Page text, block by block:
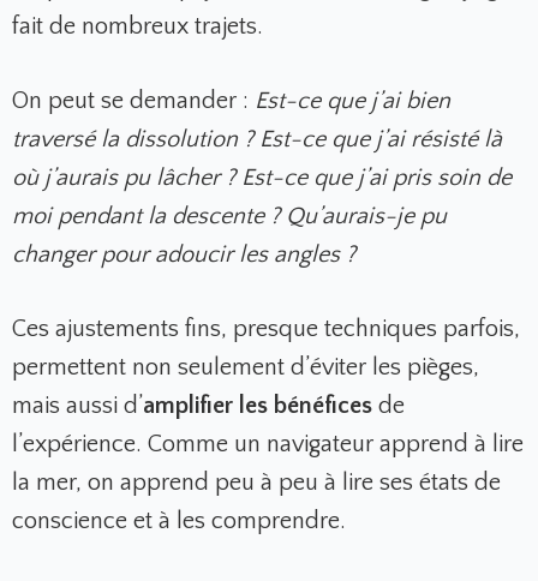
fait de nombreux trajets.
On peut se demander : Est-ce que j’ai bien
traversé la dissolution ? Est-ce que j’ai résisté là
où j’aurais pu lâcher ? Est-ce que j’ai pris soin de
moi pendant la descente ? Qu’aurais-je pu
changer pour adoucir les angles ?
Ces ajustements fins, presque techniques parfois,
permettent non seulement d’éviter les pièges,
mais aussi d’amplifier les bénéfices de
l’expérience. Comme un navigateur apprend à lire
la mer, on apprend peu à peu à lire ses états de
conscience et à les comprendre.